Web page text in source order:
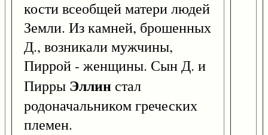
кости всеобщей матери людей
Земли. Из камней, брошенных
Д., возникали мужчины,
Пиррой - женщины. Сын Д. и
Пирры Эллин стал
родоначальником греческих
племен.